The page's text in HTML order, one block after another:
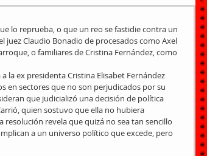
lo reprueba, o que un reo se fastidie contra un
juez Claudio Bonadio de procesados como Axel
o familiares de Cristina Fernández, como
la ex presidenta Cristina Elisabet Fernández
en sectores que no son perjudicados por su
que judicializó una decisión de política
quien sostuvo que ella no hubiera
resolución revela que quizá no sea tan sencillo
a un universo político que excede, pero